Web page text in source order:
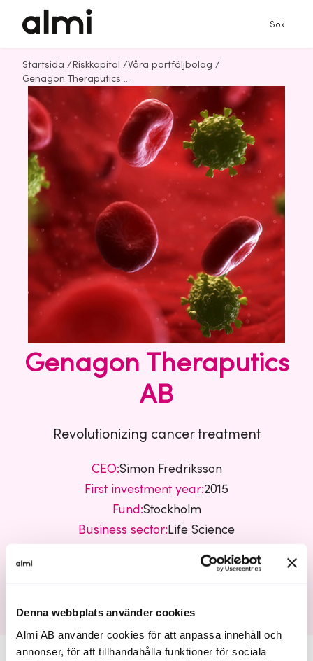
Denna webbplats använder cookies
Almi AB använder cookies för att anpassa innehåll och
annonser, för att tillhandahålla funktioner för sociala
Sök
Startsida / Riskkapital /Våra portföljbolag /
Genagon Theraputics AB
Genagon Theraputics
AB
Revolutionizing cancer treatment
CEO:Simon Fredriksson
First investment year:2015
Fund:Stockholm
Business sector:Life Science